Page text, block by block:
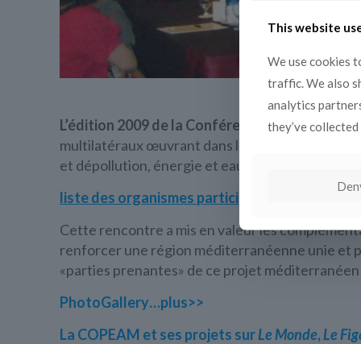
L’édition 2009 de la Conférence de la
multilatéraux œuvrant dans l’espace euro-
et dépollution, énergie et eau, infrastructures,
liste des organismes participants
Cette rencontre a mis en valeur les
renforcer une région méditerranéenne unie et
«parties prenantes» de ce projet
PhotoGallery…plus>>
La COPEAM et ses projets surLe Monde,Le
This website
We use cookies
traffic. We also
analytics
they’ve